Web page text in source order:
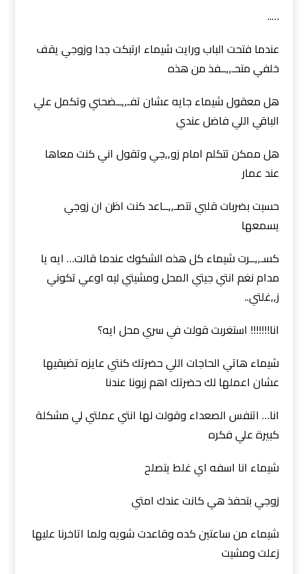
…..
عندما فتحت الباب ورايت شيماء ارتبكت جدا وزوجي يقف
خلفي متحـ,,ــفذ من هذه
هل معقول شيماء جايه عشان تفـ,,ــضحني وتكمل علي
الباقي اللي فاضل عندي
هل ممكن تتكلم امام زو,,جي وتقول اني كنت معاها
عند عمار
حسيت بضربات قلبي تتصـ,,ــاعد كنت اظن ان زوجي
يسمعها
كسـ,,ــرت شيماء كل هذه الشكوك عندما قالت… ايه يا
مدام نغم انتي جيتي المحل ومشيتي ليه اوعي تكوني
ز,,غلتي..
انا!!!!!!! استغربت قولت في سري محل ايه؟
شيماء هاتي الحاجات اللي حضرتك كنتي عايزه تضيقيها
عشان اعملها لك حضرتك اهم زبونا عندنا
انا… اتنفس الصعداء وقولت لها انتي عملتي لي مشكلة
كبيرة علي فكره
شيماء انا اسفه اي غلط يتصلح
زوجي بتحفذ هي كانت عندك امتي
شيماء من ساعتين كده وقاعدت شويه ولما اتاخرنا عليها
زعلت ومشيت